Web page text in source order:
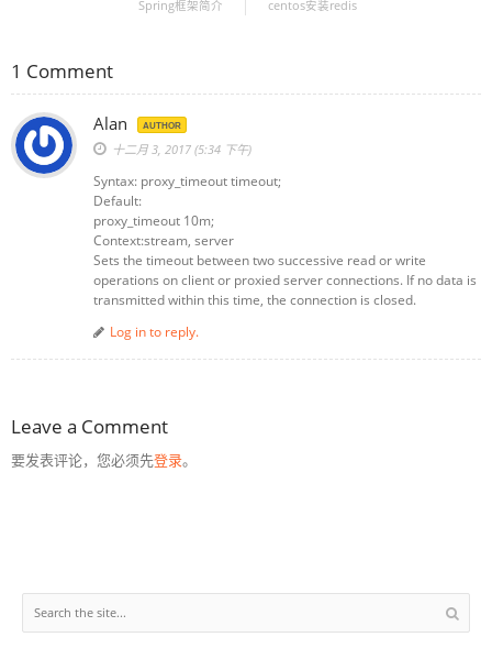
Spring框架简介 centos安装redis
1 Comment
Alan AUTHOR
十二月 3, 2017 (5:34 下午)
Syntax: proxy_timeout timeout;
Default:
proxy_timeout 10m;
Context:stream, server
Sets the timeout between two successive read or write
operations on client or proxied server connections. If no data is
transmitted within this time, the connection is closed.
Log in to reply.
Leave a Comment
要发表评论，您必须先登录。